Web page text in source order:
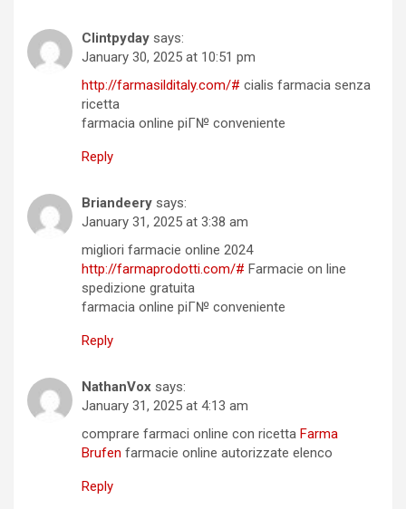
Clintpyday says:
January 30, 2025 at 10:51 pm
http://farmasilditaly.com/# cialis farmacia senza
ricetta
farmacia online piГ№ conveniente
Reply
Briandeery says:
January 31, 2025 at 3:38 am
migliori farmacie online 2024
http://farmaprodotti.com/# Farmacie on line
spedizione gratuita
farmacia online piГ№ conveniente
Reply
NathanVox says:
January 31, 2025 at 4:13 am
comprare farmaci online con ricetta Farma
Brufen farmacie online autorizzate elenco
Reply